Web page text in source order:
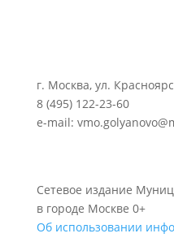
г. Москва, ул.
8 (495) 122-23-60
e-mail:
Сетевое издание
в городе Москве 0+
Об использовании